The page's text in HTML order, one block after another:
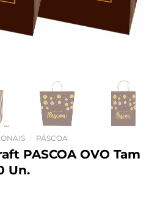
PÁSCOA
PASCOA OVO Tam
Un.